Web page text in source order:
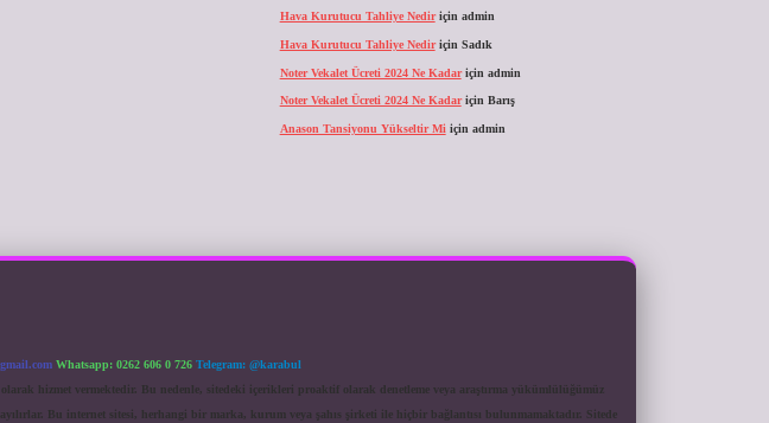
Hava Kurutucu Tahliye Nediriçin admin
Hava Kurutucu Tahliye Nediriçin Sadık
Noter Vekalet Ücreti 2024 Ne Kadariçin admin
Noter Vekalet Ücreti 2024 Ne Kadariçin Barış
Anason Tansiyonu Yükseltir Mi için admin
Whatsapp: 0262 606 0 726 Telegram: @karabul
hizmet vermektedir. Bu nedenle, sitedeki içerikleri proaktif olarak denetleme veya araştırma yükümlülüğümüz
Bu internet sitesi, herhangi bir marka, kurum veya şahıs şirketi ile hiçbir bağlantısı bulunmamaktadır. Sitede